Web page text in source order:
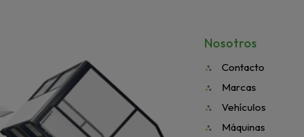
Nosotros
Contacto
Marcas
Vehículos
Máquinas